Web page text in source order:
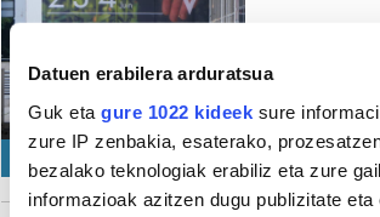
Datuen erabilera arduratsua
Guk eta gure 1022 kideek sure
zure IP zenbakia, esaterako,
bezalako teknologiak erabiliz eta zure
informazioak azitzen dugu publizitate eta